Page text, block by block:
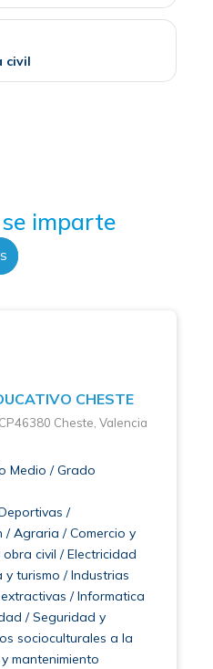
civil
imparte
CHESTE
Cheste, Valencia
Medio / Grado
/
/ Agraria / Comercio y
civil / Electricidad
turismo / Industrias
/ Informatica
/ Seguridad y
socioculturales a la
mantenimiento